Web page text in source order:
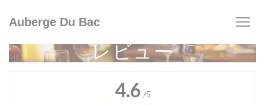
Auberge Du Bac
レビュー
4.6 /5